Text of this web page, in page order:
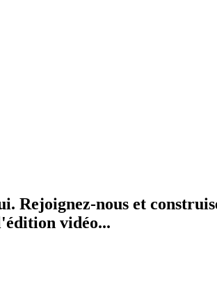
nous et
vidéo...